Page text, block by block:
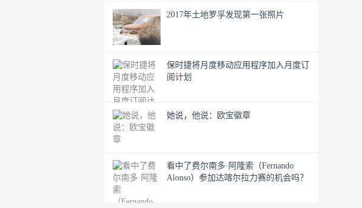
2017年土地罗孚发现第一张照片
保时捷将月度移动应用程序加入月度订
阅计划
她说，他说：欧宝徽章
看中了费尔南多·阿隆索（Fernando
Alonso）参加达喀尔拉力赛的机会吗？